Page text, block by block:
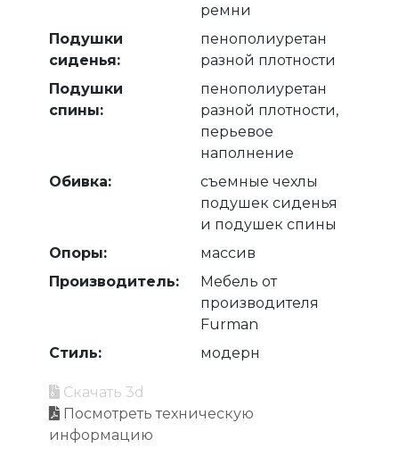
ремни
Подушки
сиденья:
пенополиуретан
разной плотности
Подушки
спины:
пенополиуретан
разной плотности,
перьевое
наполнение
Обивка:
съемные чехлы
подушек сиденья
и подушек спины
Опоры:
массив
Производитель:
Мебель от
производителя
Furman
Стиль:
модерн
Скачать 3d
Посмотреть техническую
информацию